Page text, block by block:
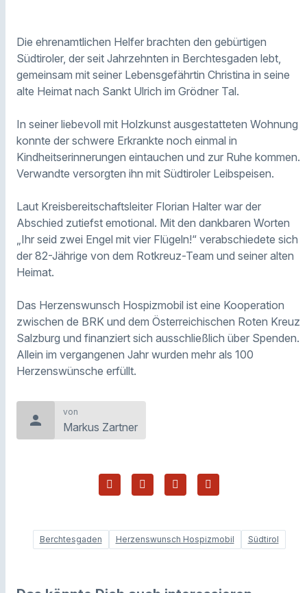
Die ehrenamtlichen Helfer brachten den gebürtigen
Südtiroler, der seit Jahrzehnten in Berchtesgaden lebt,
gemeinsam mit seiner Lebensgefährtin Christina in seine
alte Heimat nach Sankt Ulrich im Grödner Tal.
In seiner liebevoll mit Holzkunst ausgestatteten Wohnung
konnte der schwere Erkrankte noch einmal in
Kindheitserinnerungen eintauchen und zur Ruhe kommen.
Verwandte versorgten ihn mit Südtiroler Leibspeisen.
Laut Kreisbereitschaftsleiter Florian Halter war der
Abschied zutiefst emotional. Mit den dankbaren Worten
„Ihr seid zwei Engel mit vier Flügeln!“ verabschiedete sich
der 82-Jährige von dem Rotkreuz-Team und seiner alten
Heimat.
Das Herzenswunsch Hospizmobil ist eine Kooperation
zwischen de BRK und dem Österreichischen Roten Kreuz
Salzburg und finanziert sich ausschließlich über Spenden.
Allein im vergangenen Jahr wurden mehr als 100
Herzenswünsche erfüllt.
person
von
Markus Zartner
Berchtesgaden Herzenswunsch Hospizmobil Südtirol